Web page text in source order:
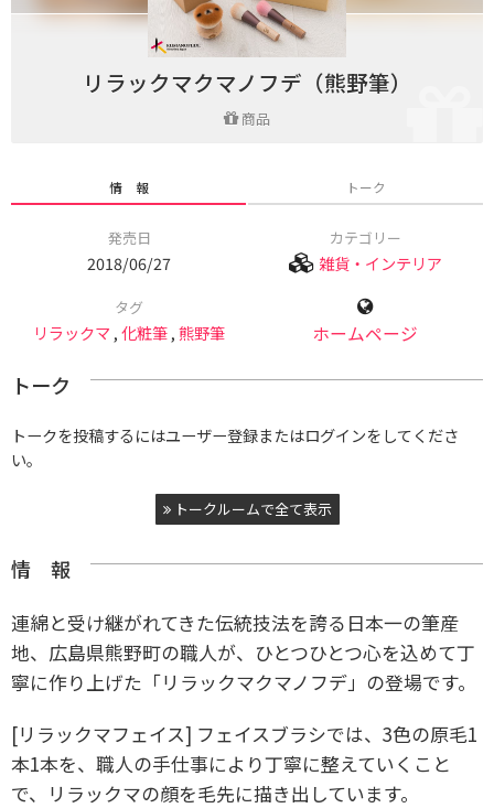
リラックマクマノフデ（熊野筆）
商品
情 報 トーク
発売日
2018/06/27
カテゴリー
雑貨・インテリア
タグ
リラックマ ,化粧筆,熊野筆 ホームページ
トーク
トークを投稿するにはユーザー登録またはログインをしてくださ
い。
トークルームで全て表示
情 報
連綿と受け継がれてきた伝統技法を誇る日本一の筆産
地、広島県熊野町の職人が、ひとつひとつ心を込めて丁
寧に作り上げた「リラックマクマノフデ」の登場です。
[リラックマフェイス] フェイスブラシでは、3色の原毛1
本1本を、職人の手仕事により丁寧に整えていくこと
で、リラックマの顔を毛先に描き出しています。